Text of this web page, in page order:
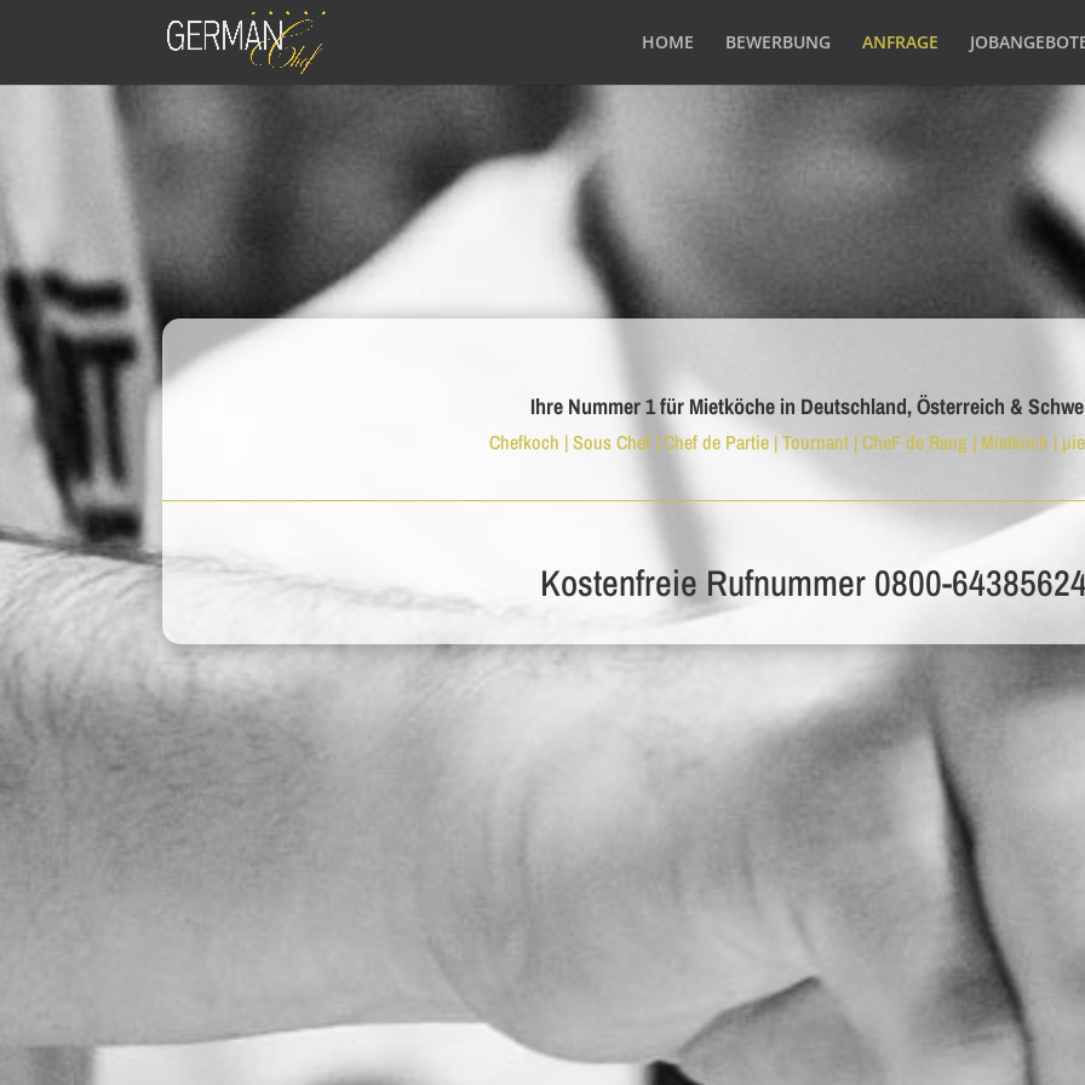
HOME BEWERBUNG ANFRAGE
Ihre Nummer 1 für Mietköche in Deutschland, Österreich &
Chefkoch | Sous Chef | Chef de Partie | Tournant | CheF de Rang | Mietkoch |
Kostenfreie Rufnummer 0800-